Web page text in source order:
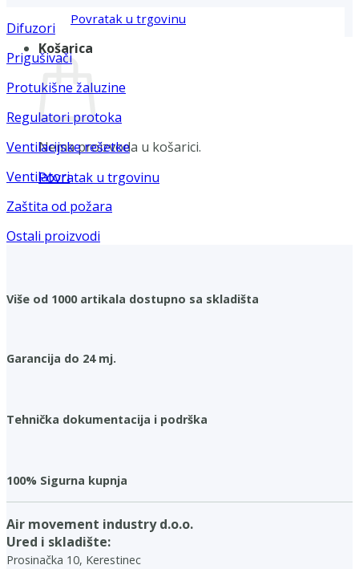
Povratak u trgovinu
Košarica
Nema proizvoda u košarici.
Povratak u trgovinu
Difuzori
Prigušivači
Protukišne žaluzine
Regulatori protoka
Ventilacijske rešetke
Ventilatori
Zaštita od požara
Ostali proizvodi
Više od 1000 artikala dostupno sa skladišta
Garancija do 24 mj.
Tehnička dokumentacija i podrška
100% Sigurna kupnja
Air movement industry d.o.o.
Ured i skladište:
Prosinačka 10, Kerestinec